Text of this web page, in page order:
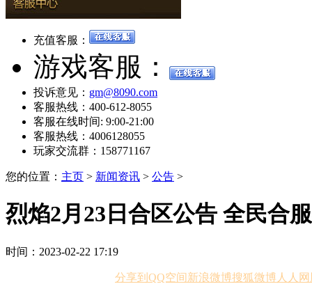
充值客服：
游戏客服：
投诉意见： gm@8090.com
客服热线：400-612-8055
客服在线时间: 9:00-21:00
客服热线：4006128055
玩家交流群：158771167
您的位置： 主页 > 新闻资讯 > 公告 >
烈焰2月23日合区公告 全民合
时间：2023-02-22 17:19
分享到 QQ空间 新浪微博搜狐微博 人人网